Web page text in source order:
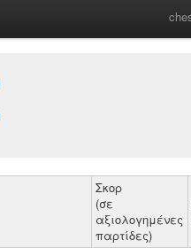
Σκορ
(σε
αξιολογημένες
παρτίδες)